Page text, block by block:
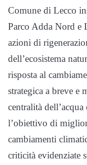
Comune di Lecco
Parco Adda Nord e
azioni di
dell’ecosistema
risposta al
strategica a breve e
centralità
l’obiettivo di
cambiamenti
criticità evidenziate